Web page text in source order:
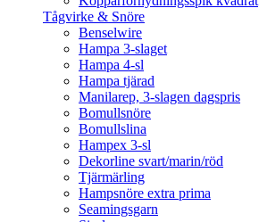
Tågvirke & Snöre
Benselwire
Hampa 3-slaget
Hampa 4-sl
Hampa tjärad
Manilarep, 3-slagen dagspris
Bomullsnöre
Bomullslina
Hampex 3-sl
Dekorline svart/marin/röd
Tjärmärling
Hampsnöre extra prima
Seamingsgarn